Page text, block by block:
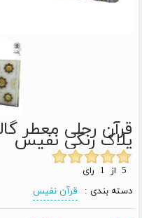
قرآن رحلی معطر
پلاک رنگی نفیس
دسته بندی :
قرآن نفیس